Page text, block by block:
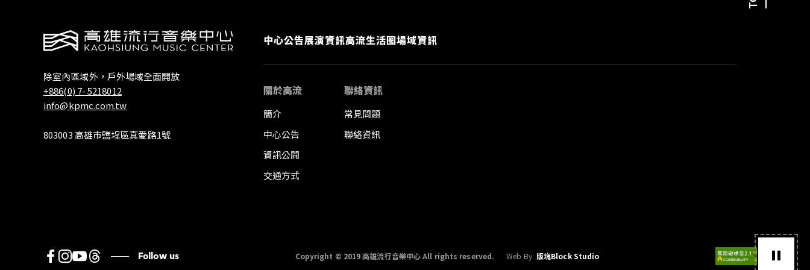
除室內區域外，戶外場域全面開放
+886(0) 7- 5218012
info@kpmc.com.tw
803003 高雄市鹽埕區真愛路1號
中心公告展演資訊高流生活圈場域資訊
關於高流
簡介
中心公告
資訊公開
交通方式
聯絡資訊
常見問題
聯絡資訊
Follow us Copyright © 2019 高雄流行音樂中心 All rights reserved. Web By 版塊Block Studio